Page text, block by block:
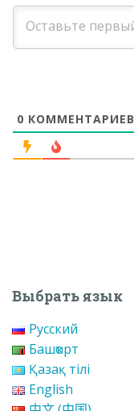
0 КОММЕНТАРИЕВ
Выбрать язык
Русский
Башҡорт
Қазақ тілі
English